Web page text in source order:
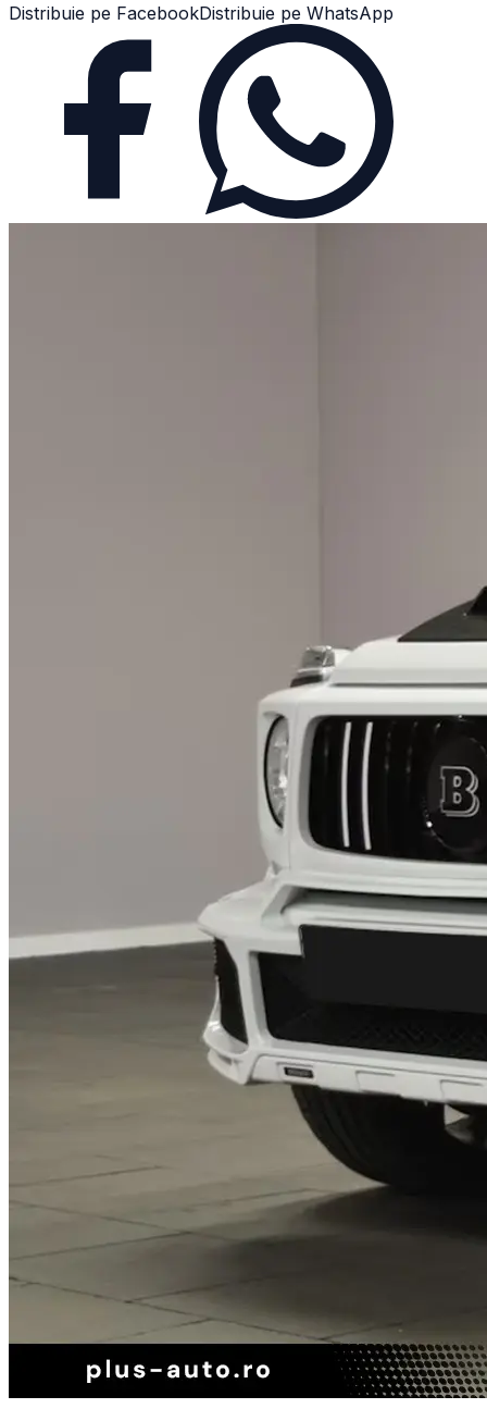
Distribuie pe FacebookDistribuie pe WhatsApp